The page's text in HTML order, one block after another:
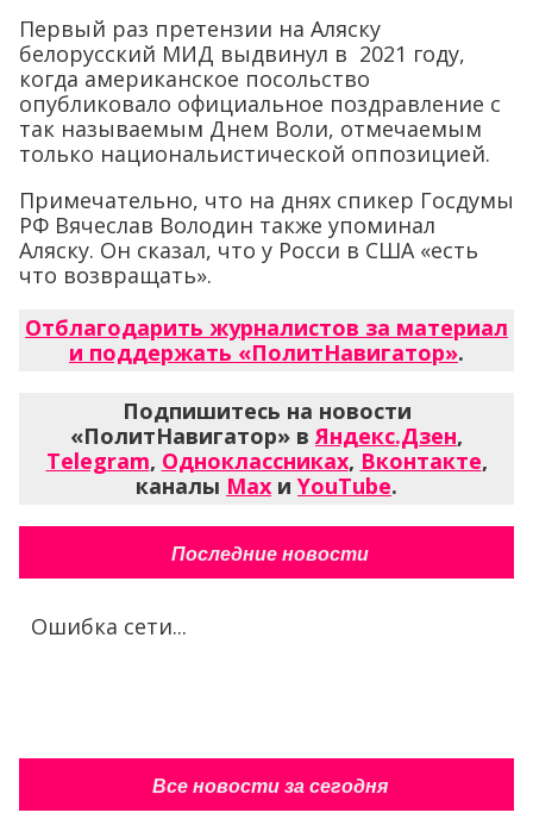
Первый раз претензии на Аляску
белорусский МИД выдвинул в 2021 году,
когда американское посольство
опубликовало официальное поздравление с
так называемым Днем Воли, отмечаемым
только национальистической оппозицией.
Примечательно, что на днях спикер Госдумы
РФ Вячеслав Володин также упоминал
Аляску. Он сказал, что у Росси в США «есть
что возвращать».
Отблагодарить журналистов за материал
и поддержать «ПолитНавигатор».
Подпишитесь на новости
«ПолитНавигатор» в Яндекс.Дзен,
Telegram, Одноклассниках, Вконтакте,
каналы Max и YouTube.
Последние новости
Ошибка сети...
Все новости за сегодня